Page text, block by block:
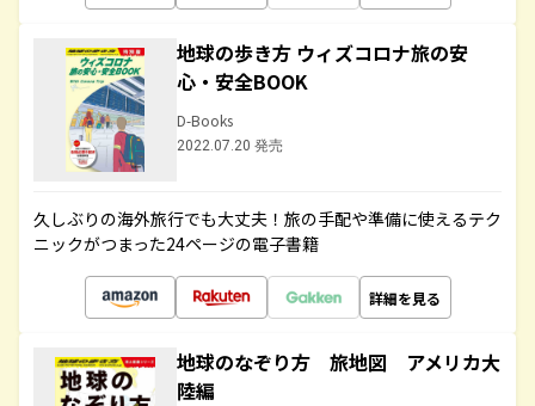
地球の歩き方 ウィズコロナ旅の安
心・安全BOOK
D-Books
2022.07.20 発売
久しぶりの海外旅行でも大丈夫！旅の手配や準備に使えるテク
ニックがつまった24ページの電子書籍
詳細を見る
地球のなぞり方 旅地図 アメリカ大
陸編